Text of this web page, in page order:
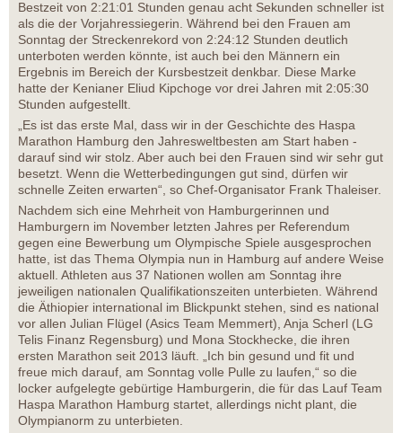
Bestzeit von 2:21:01 Stunden genau acht Sekunden schneller ist
als die der Vorjahressiegerin. Während bei den Frauen am
Sonntag der Streckenrekord von 2:24:12 Stunden deutlich
unterboten werden könnte, ist auch bei den Männern ein
Ergebnis im Bereich der Kursbestzeit denkbar. Diese Marke
hatte der Kenianer Eliud Kipchoge vor drei Jahren mit 2:05:30
Stunden aufgestellt.
„Es ist das erste Mal, dass wir in der Geschichte des Haspa
Marathon Hamburg den Jahresweltbesten am Start haben -
darauf sind wir stolz. Aber auch bei den Frauen sind wir sehr gut
besetzt. Wenn die Wetterbedingungen gut sind, dürfen wir
schnelle Zeiten erwarten“, so Chef-Organisator Frank Thaleiser.
Nachdem sich eine Mehrheit von Hamburgerinnen und
Hamburgern im November letzten Jahres per Referendum
gegen eine Bewerbung um Olympische Spiele ausgesprochen
hatte, ist das Thema Olympia nun in Hamburg auf andere Weise
aktuell. Athleten aus 37 Nationen wollen am Sonntag ihre
jeweiligen nationalen Qualifikationszeiten unterbieten. Während
die Äthiopier international im Blickpunkt stehen, sind es national
vor allen Julian Flügel (Asics Team Memmert), Anja Scherl (LG
Telis Finanz Regensburg) und Mona Stockhecke, die ihren
ersten Marathon seit 2013 läuft. „Ich bin gesund und fit und
freue mich darauf, am Sonntag volle Pulle zu laufen,“ so die
locker aufgelegte gebürtige Hamburgerin, die für das Lauf Team
Haspa Marathon Hamburg startet, allerdings nicht plant, die
Olympianorm zu unterbieten.